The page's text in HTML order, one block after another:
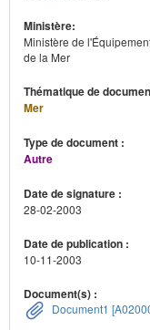
Ministère:
Ministère de
de la Mer
Thématique de
Mer
Type de document :
Autre
Date de signature :
28-02-2003
Date de publication :
10-11-2003
Document(s) :
Document1